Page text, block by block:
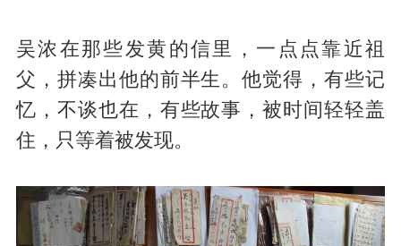
吴浓在那些发黄的信里，一点点靠近祖
父，拼凑出他的前半生。他觉得，有些记
忆，不谈也在，有些故事，被时间轻轻盖
住，只等着被发现。